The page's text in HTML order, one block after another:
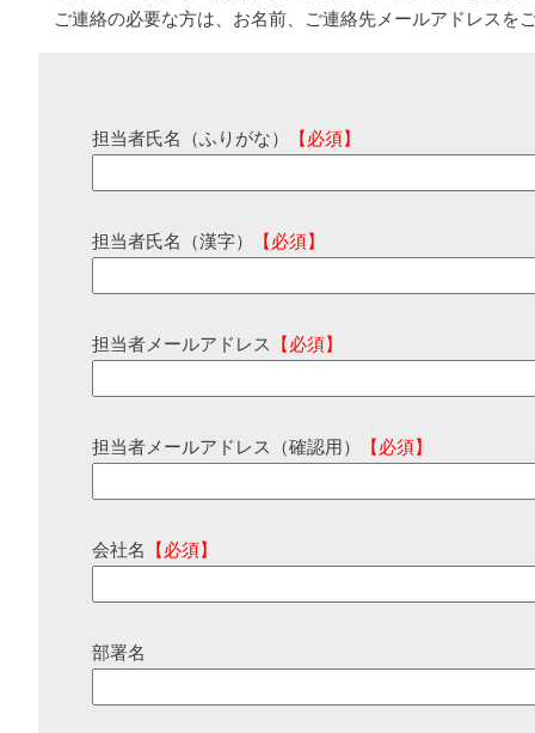
ご連絡の必要な方は、お名前、ご連絡先メールアドレスを
担当者氏名（ふりがな） 【必須】
担当者氏名（漢字） 【必須】
担当者メールアドレス 【必須】
担当者メールアドレス（確認用） 【必須】
会社名 【必須】
部署名